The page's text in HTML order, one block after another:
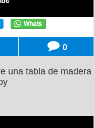
0
una tabla de madera